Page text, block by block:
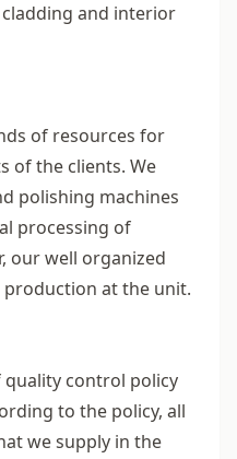
and interior
of resources for
of the clients. We
polishing machines
processing of
our well organized
at the unit.
quality control policy
to the policy, all
we supply in the